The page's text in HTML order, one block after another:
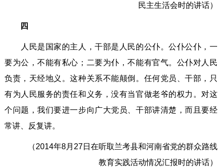
民主生活会时的讲话）
四
人民是国家的主人，干部是人民的公仆。公仆公仆，一
要为公，不能有私心；二要为仆，不能有官气。公仆对人民
负责，天经地义。这种关系不能颠倒。任何党员、干部，只
有为人民服务的责任和义务，没有当官做老爷的权力。对这
个问题，我们要进一步向广大党员、干部讲清楚，而且要经
常讲、反复讲。
（2014年8月27日在听取兰考县和河南省党的群众路线
教育实践活动情况汇报时的讲话）